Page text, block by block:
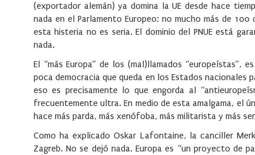
(exportador alemán) ya domina la UE desde hace
nada en el Parlamento Europeo: no mucho más de
esta histeria no es seria. El dominio del PNUE está
nada.
El “más Europa” de los (mal)llamados
poca democracia que queda en los Estados
eso es precisamente lo que engorda al
frecuentemente ultra. En medio de esta amalgama, el
hace más parda, más xenófoba, más militarista y más
Como ha explicado Oskar Lafontaine, la canciller
Zagreb. No se dejó nada. Europa es “un proyecto de